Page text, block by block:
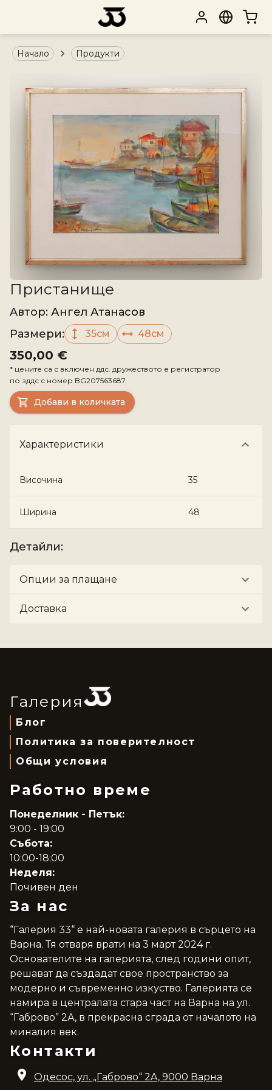
Начало Продукти
Пристанище
Aвтор: Ангел Атанасов
Размери: 35см 48см
350,00 €
* цените са с включен ддс. дружеството е регистратор
по зддс с номер BG207563687
Добави в количката
Характеристики
Височина 35
Ширина 48
Детайли:
Опции за плащане
Доставка
Галерия
Блог
Политика за поверителност
Общи условия
Работно време
Понеделник - Петък:
9:00 - 19:00
Събота:
10:00-18:00
Неделя:
Почивен ден
За нас
“Галерия 33“ е най-новата галерия в сърцето на
Варна. Тя отваря врати на 3 март 2024 г.
Основателите на галерията, след години опит,
решават да създадат свое пространство за
модерно и съвременно изкуство. Галерията се
намира в централата стара част на Варна на ул.
“Габрово” 2А, в прекрасна сграда от началото на
миналия век.
Контакти
Одесос, ул. „Габрово“ 2A, 9000 Варна